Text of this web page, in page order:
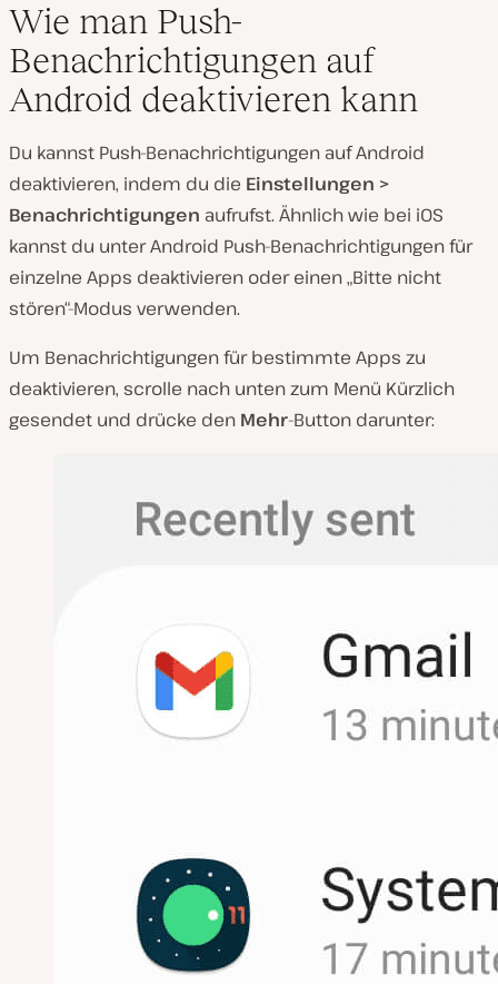
Wie man Push-
Benachrichtigungen auf
Android deaktivieren kann
Du kannst Push-Benachrichtigungen auf Android
deaktivieren, indem du die Einstellungen >
Benachrichtigungen aufrufst. Ähnlich wie bei iOS
kannst du unter Android Push-Benachrichtigungen für
einzelne Apps deaktivieren oder einen „Bitte nicht
stören“-Modus verwenden.
Um Benachrichtigungen für bestimmte Apps zu
deaktivieren, scrolle nach unten zum Menü Kürzlich
gesendet und drücke den Mehr-Button darunter: